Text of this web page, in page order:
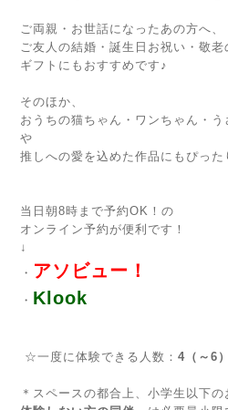
ご両親・お世話になったあの方へ、
ご友人の結婚・誕生日お祝い・敬
ギフトにもおすすめです♪
そのほか、
おうちの猫ちゃん・ワンちゃん・
や
推しへの愛を込めた作品にもぴった
当日朝8時まで予約OK！の
オンライン予約が便利です！
↓
・ アソビュー！
・ Klook
☆一度に体験できる人数： 4（～6
＊スペースの都合上、小学生以下の